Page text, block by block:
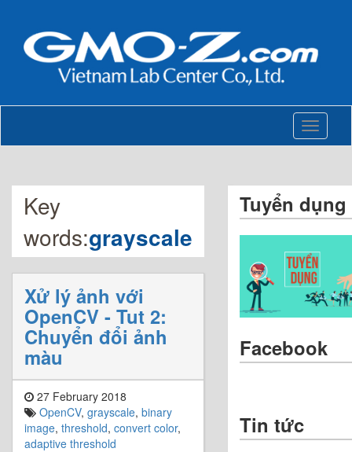
Toggle
Key
words:grayscale
Xử lý ảnh với
OpenCV - Tut 2:
Chuyển đổi ảnh
màu
27 February 2018
OpenCV, grayscale, binary
image, threshold, convert color,
adaptive threshold
Tuyển dụng
Facebook
Tin tức